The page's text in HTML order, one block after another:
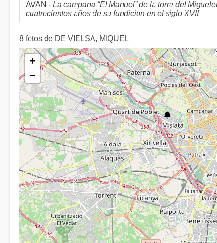
AVAN - La campana “El Manuel” de la torre del
cuatrocientos años de su fundición en el siglo XVII
8 fotos de DE VIELSA, MIQUEL
+
−